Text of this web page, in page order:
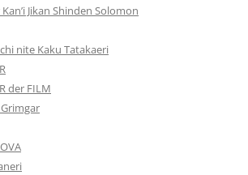
Jikan Shinden Solomon
nite Kaku Tatakaeri
der FILM